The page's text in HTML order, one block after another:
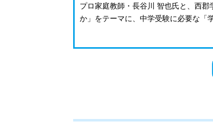
プロ家庭教師・長谷川 智也氏と、西郡
か」をテーマに、中学受験に必要な「